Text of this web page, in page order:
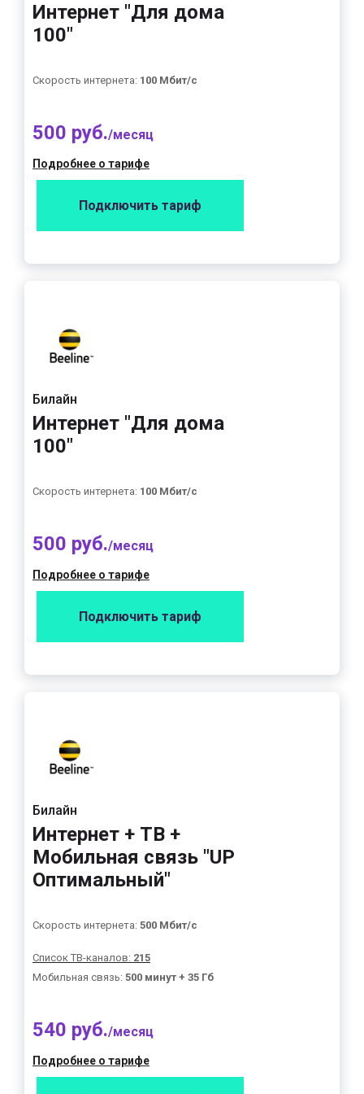
Интернет "Для дома
100"
Скорость интернета: 100 Мбит/с
500 руб./месяц
Подробнее о тарифе
Подключить тариф
Билайн
Интернет "Для дома
100"
Скорость интернета: 100 Мбит/с
500 руб./месяц
Подробнее о тарифе
Подключить тариф
Билайн
Интернет + ТВ +
Мобильная связь "UP
Оптимальный"
Скорость интернета: 500 Мбит/с
Список ТВ-каналов: 215
Мобильная связь: 500 минут + 35 Гб
540 руб./месяц
Подробнее о тарифе